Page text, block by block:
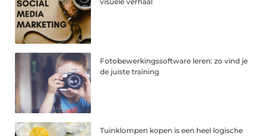
Fotobewerkingssoftware leren: zo vind je
de juiste training
Tuinklompen kopen is een heel logische